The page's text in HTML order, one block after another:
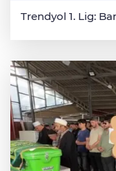
Trendyol 1. Lig: